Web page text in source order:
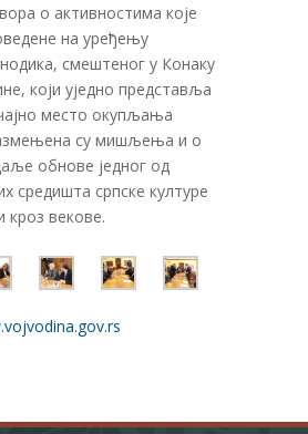
о активностима које
на уређењу
смештеног у Конаку
који уједно представља
место окупљања
су мишљења и о
обнове једног од
средишта српске културе
кроз векове.